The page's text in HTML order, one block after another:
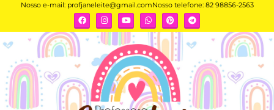
Nosso e-mail: profjaneleite@gmail.comNosso telefone: 82 98856-2563